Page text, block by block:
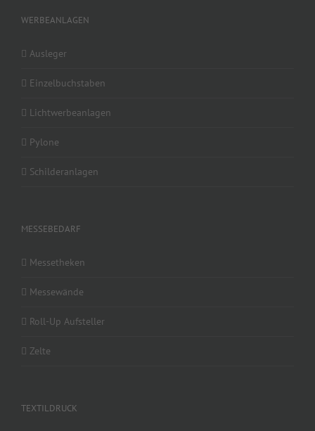
WERBEANLAGEN
Ausleger
Einzelbuchstaben
Lichtwerbeanlagen
Pylone
Schilderanlagen
MESSEBEDARF
Messetheken
Messewände
Roll-Up Aufsteller
Zelte
TEXTILDRUCK